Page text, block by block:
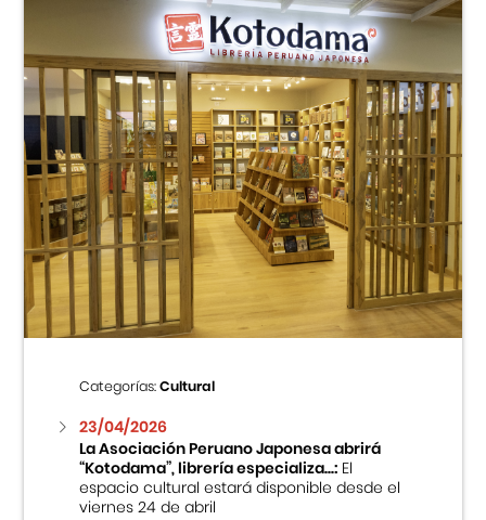
Categorías:Cultural
23/04/2026
La Asociación Peruano Japonesa abrirá
“Kotodama”, librería especializa...:El
espacio cultural estará disponible desde el
viernes 24 de abril